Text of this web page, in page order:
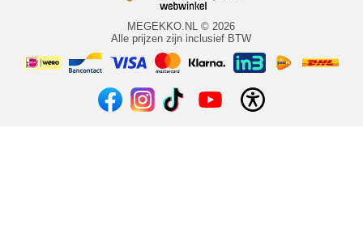
MEGEKKO.NL © 2026
Alle prijzen zijn inclusief BTW